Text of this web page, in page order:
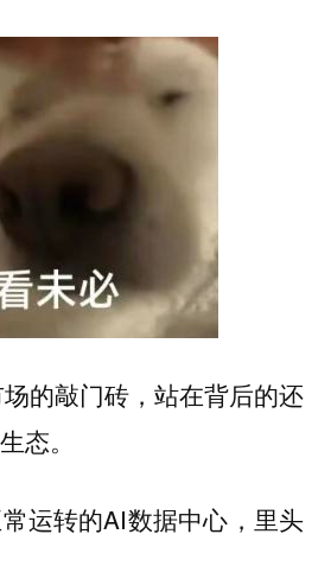
的敲门砖，站在背后的还
态。
运转的AI数据中心，里头